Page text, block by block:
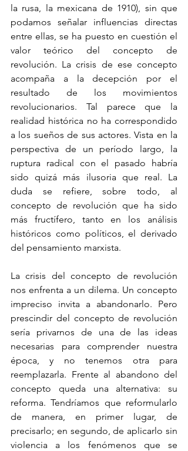
la rusa, la mexicana de 1910), sin que
podamos señalar influencias directas
entre ellas, se ha puesto en cuestión el
valor teórico del concepto de
revolución. La crisis de ese concepto
acompaña a la decepción por el
resultado de los movimientos
revolucionarios. Tal parece que la
realidad histórica no ha correspondido
a los sueños de sus actores. Vista en la
perspectiva de un período largo, la
ruptura radical con el pasado habría
sido quizá más ilusoria que real. La
duda se refiere, sobre todo, al
concepto de revolución que ha sido
más fructífero, tanto en los análisis
históricos como políticos, el derivado
del pensamiento marxista.
La crisis del concepto de revolución
nos enfrenta a un dilema. Un concepto
impreciso invita a abandonarlo. Pero
prescindir del concepto de revolución
sería privarnos de una de las ideas
necesarias para comprender nuestra
época, y no tenemos otra para
reemplazarla. Frente al abandono del
concepto queda una alternativa: su
reforma. Tendríamos que reformularlo
de manera, en primer lugar, de
precisarlo; en segundo, de aplicarlo sin
violencia a los fenómenos que se